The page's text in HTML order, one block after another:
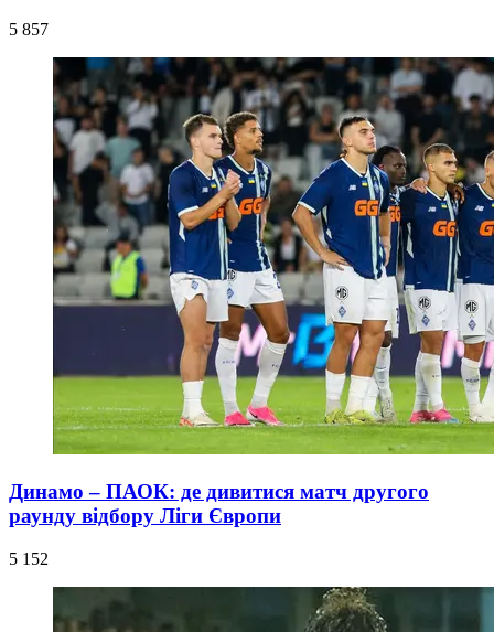
5 857
Динамо – ПАОК: де дивитися матч другого
раунду відбору Ліги Європи
5 152